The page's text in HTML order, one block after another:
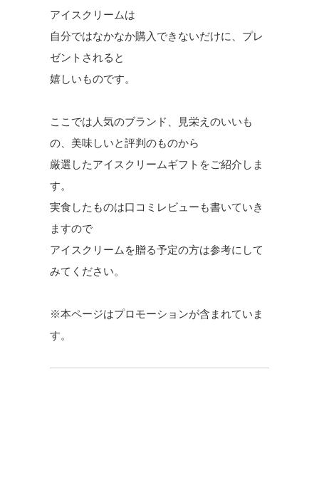
アイスクリームは
自分ではなかなか購入できないだけに、プレ
ゼントされると
嬉しいものです。
ここでは人気のブランド、見栄えのいいも
の、美味しいと評判のものから
厳選したアイスクリームギフトをご紹介しま
す。
実食したものは口コミレビューも書いていき
ますので
アイスクリームを贈る予定の方は参考にして
みてください。
※本ページはプロモーションが含まれていま
す。